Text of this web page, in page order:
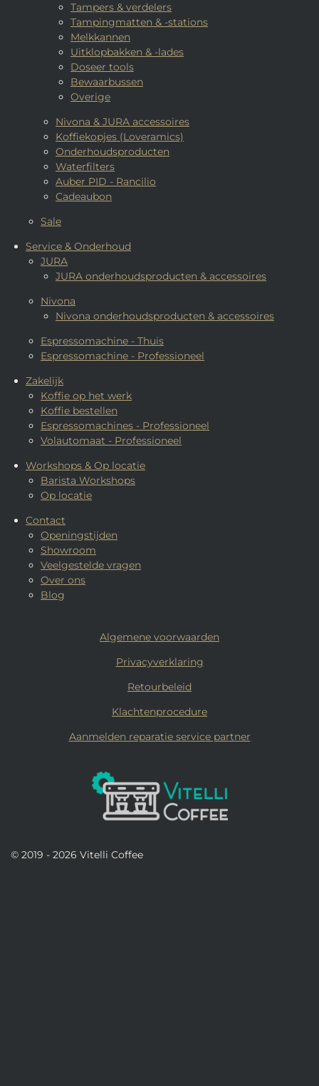
Tampers & verdelers
Tampingmatten & -stations
Melkkannen
Uitklopbakken & -lades
Doseer tools
Bewaarbussen
Overige
Nivona & JURA accessoires
Koffiekopjes (Loveramics)
Onderhoudsproducten
Waterfilters
Auber PID - Rancilio
Cadeaubon
Sale
Service & Onderhoud
JURA
JURA onderhoudsproducten & accessoires
Nivona
Nivona onderhoudsproducten & accessoires
Espressomachine - Thuis
Espressomachine - Professioneel
Zakelijk
Koffie op het werk
Koffie bestellen
Espressomachines - Professioneel
Volautomaat - Professioneel
Workshops & Op locatie
Barista Workshops
Op locatie
Contact
Openingstijden
Showroom
Veelgestelde vragen
Over ons
Blog
Algemene voorwaarden
Privacyverklaring
Retourbeleid
Klachtenprocedure
Aanmelden reparatie service partner
© 2019 - 2026 Vitelli Coffee